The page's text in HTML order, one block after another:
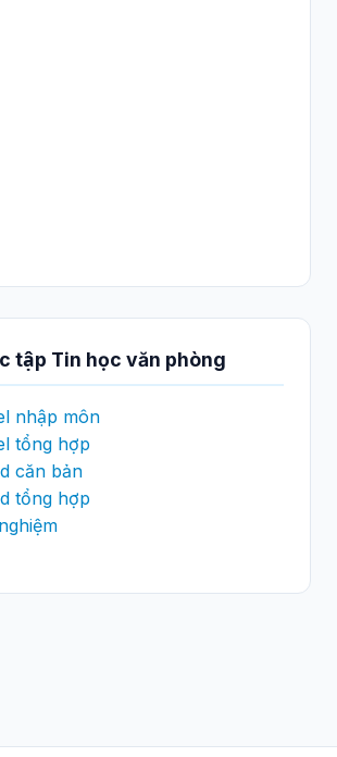
tập Tin học văn phòng
nhập môn
tổng hợp
căn bản
tổng hợp